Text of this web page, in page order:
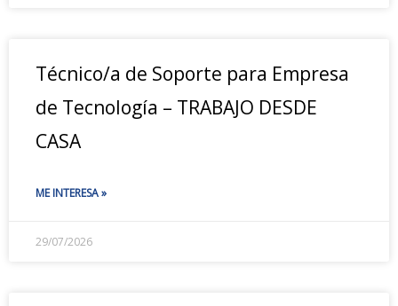
Técnico/a de Soporte para Empresa
de Tecnología – TRABAJO DESDE
CASA
ME INTERESA »
29/07/2026